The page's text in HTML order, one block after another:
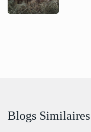
Blogs Similaires